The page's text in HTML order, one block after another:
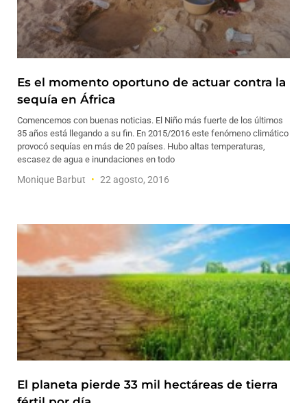
Es el momento oportuno de actuar contra la
sequía en África
Comencemos con buenas noticias. El Niño más fuerte de los últimos
35 años está llegando a su fin. En 2015/2016 este fenómeno climático
provocó sequías en más de 20 países. Hubo altas temperaturas,
escasez de agua e inundaciones en todo
Monique Barbut 22 agosto, 2016
El planeta pierde 33 mil hectáreas de tierra